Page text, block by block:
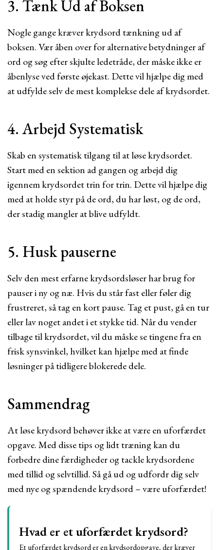
3. Tænk Ud af Boksen
Nogle gange kræver krydsord tænkning ud af
boksen. Vær åben over for alternative betydninger af
ord og søg efter skjulte ledetråde, der måske ikke er
åbenlyse ved første øjekast. Dette vil hjælpe dig med
at udfylde selv de mest komplekse dele af krydsordet.
4. Arbejd Systematisk
Skab en systematisk tilgang til at løse krydsordet.
Start med en sektion ad gangen og arbejd dig
igennem krydsordet trin for trin. Dette vil hjælpe dig
med at holde styr på de ord, du har løst, og de ord,
der stadig mangler at blive udfyldt.
5. Husk pauserne
Selv den mest erfarne krydsordsløser har brug for
pauser i ny og næ. Hvis du står fast eller føler dig
frustreret, så tag en kort pause. Tag et pust, gå en tur
eller lav noget andet i et stykke tid. Når du vender
tilbage til krydsordet, vil du måske se tingene fra en
frisk synsvinkel, hvilket kan hjælpe med at finde
løsninger på tidligere blokerede dele.
Sammendrag
At løse krydsord behøver ikke at være en uforfærdet
opgave. Med disse tips og lidt træning kan du
forbedre dine færdigheder og tackle krydsordene
med tillid og selvtillid. Så gå ud og udfordr dig selv
med nye og spændende krydsord – være uforfærdet!
Hvad er et uforfærdet krydsord?
Et uforfærdet krydsord er en krydsordopgave, der kræver